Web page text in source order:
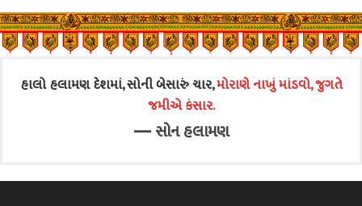
હાલો હલામણ દેશમાં, સોની બેસારું ચાર,મોરાણે નાખું માંડવો, જુગતે
જમીએ કંસાર.
—સોન હલામણ